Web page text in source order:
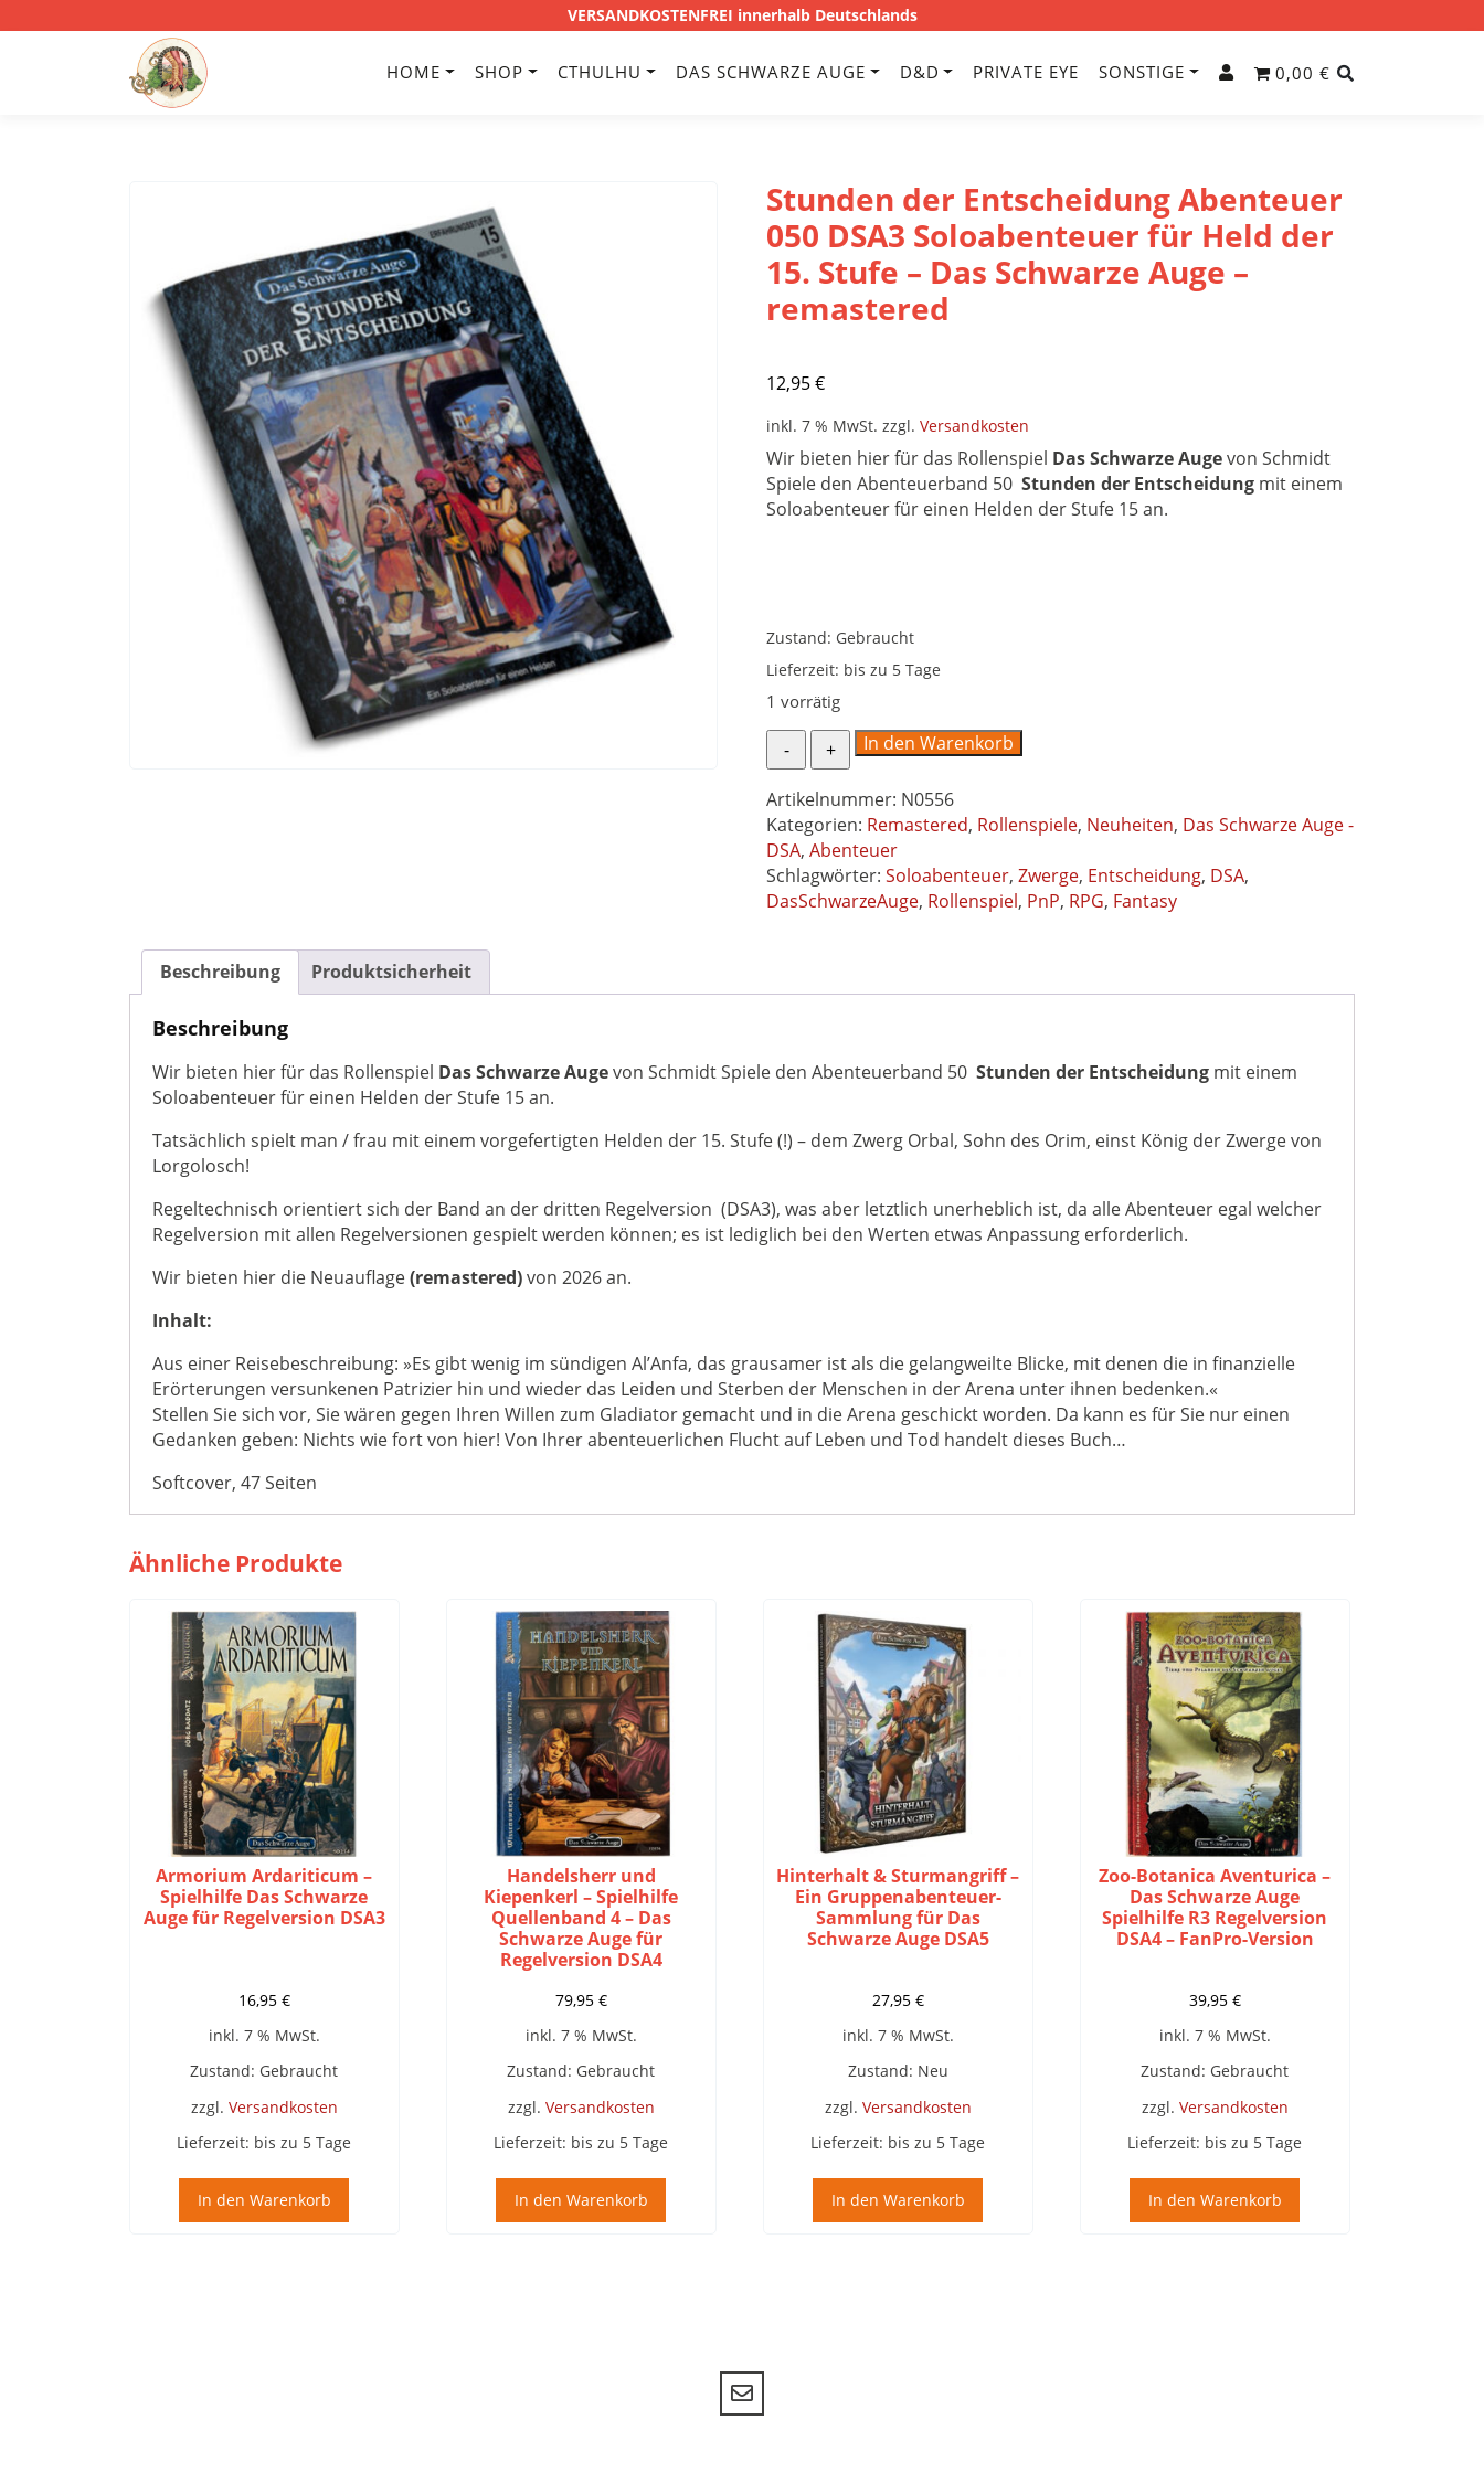
VERSANDKOSTENFREI innerhalb Deutschlands
HOME SHOP CTHULHU DAS SCHWARZE AUGE D&D PRIVATE EYE SONSTIGE 0,00 €
Stunden der Entscheidung Abenteuer
050 DSA3 Soloabenteuer für Held der
15. Stufe – Das Schwarze Auge –
remastered
12,95€
inkl. 7 % MwSt. zzgl.Versandkosten
Wir bieten hier für das Rollenspiel Das Schwarze Augevon Schmidt
Spiele den Abenteuerband 50Stunden der Entscheidung mit einem
Soloabenteuer für einen Helden der Stufe 15 an.
Zustand: Gebraucht
Lieferzeit: bis zu 5 Tage
1 vorrätig
Stunden
der
Entscheidung
Abenteuer
050
DSA3
Soloabenteuer
15.
Das
-
Menge
In den Warenkorb
Artikelnummer: N0556
Kategorien: Remastered, Rollenspiele, Neuheiten, Das Schwarze Auge -
DSA,Abenteuer
Schlagwörter:Soloabenteuer,Zwerge, Entscheidung, DSA,
DasSchwarzeAuge, Rollenspiel, PnP, RPG, Fantasy
Beschreibung Produktsicherheit
Beschreibung
Wir bieten hier für das Rollenspiel Das Schwarze Augevon Schmidt Spiele den Abenteuerband 50 Stunden der Entscheidung mit einem
Soloabenteuer für einen Helden der Stufe 15 an.
Tatsächlich spielt man / frau mit einem vorgefertigten Helden der 15. Stufe (!) – dem Zwerg Orbal, Sohn des Orim, einst König der Zwerge von
Lorgolosch!
Regeltechnisch orientiert sich der Band an der dritten Regelversion (DSA3), was aber letztlich unerheblich ist, da alle Abenteuer egal welcher
Regelversion mit allen Regelversionen gespielt werden können; es ist lediglich bei den Werten etwas Anpassung erforderlich.
Wir bieten hier die Neuauflage(remastered)von 2026 an.
Inhalt:
Aus einer Reisebeschreibung: »Es gibt wenig im sündigen Al’Anfa, das grausamer ist als die gelangweilte Blicke, mit denen die in finanzielle
Erörterungen versunkenen Patrizier hin und wieder das Leiden und Sterben der Menschen in der Arena unter ihnen bedenken.«
Stellen Sie sich vor, Sie wären gegen Ihren Willen zum Gladiator gemacht und in die Arena geschickt worden. Da kann es für Sie nur einen
Gedanken geben: Nichts wie fort von hier! Von Ihrer abenteuerlichen Flucht auf Leben und Tod handelt dieses Buch…
Softcover, 47 Seiten
Ähnliche Produkte
Armorium Ardariticum –
Spielhilfe Das Schwarze
Auge für Regelversion DSA3
16,95 €
inkl. 7 % MwSt.
Zustand: Gebraucht
zzgl. Versandkosten
Lieferzeit: bis zu 5 Tage
In den Warenkorb
Handelsherr und
Kiepenkerl – Spielhilfe
Quellenband 4 – Das
Schwarze Auge für
Regelversion DSA4
79,95 €
inkl. 7 % MwSt.
Zustand: Gebraucht
zzgl. Versandkosten
Lieferzeit: bis zu 5 Tage
In den Warenkorb
Hinterhalt & Sturmangriff –
Ein Gruppenabenteuer-
Sammlung für Das
Schwarze Auge DSA5
27,95 €
inkl. 7 % MwSt.
Zustand: Neu
zzgl. Versandkosten
Lieferzeit: bis zu 5 Tage
In den Warenkorb
Zoo-Botanica Aventurica –
Das Schwarze Auge
Spielhilfe R3 Regelversion
DSA4 – FanPro-Version
39,95 €
inkl. 7 % MwSt.
Zustand: Gebraucht
zzgl. Versandkosten
Lieferzeit: bis zu 5 Tage
In den Warenkorb